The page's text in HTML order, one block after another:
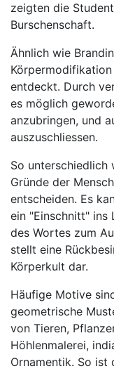
zeigten die
Burschenschaft.
Ähnlich wie
entdeckt. Durch
es möglich
anzubringen, und
auszuschliessen.
So unterschiedlich
Gründe der
entscheiden. Es
ein "Einschnitt" ins
des Wortes zum
stellt eine
Körperkult dar.
Häufige Motive
geometrische
von Tieren,
Höhlenmalerei,
Ornamentik. So ist